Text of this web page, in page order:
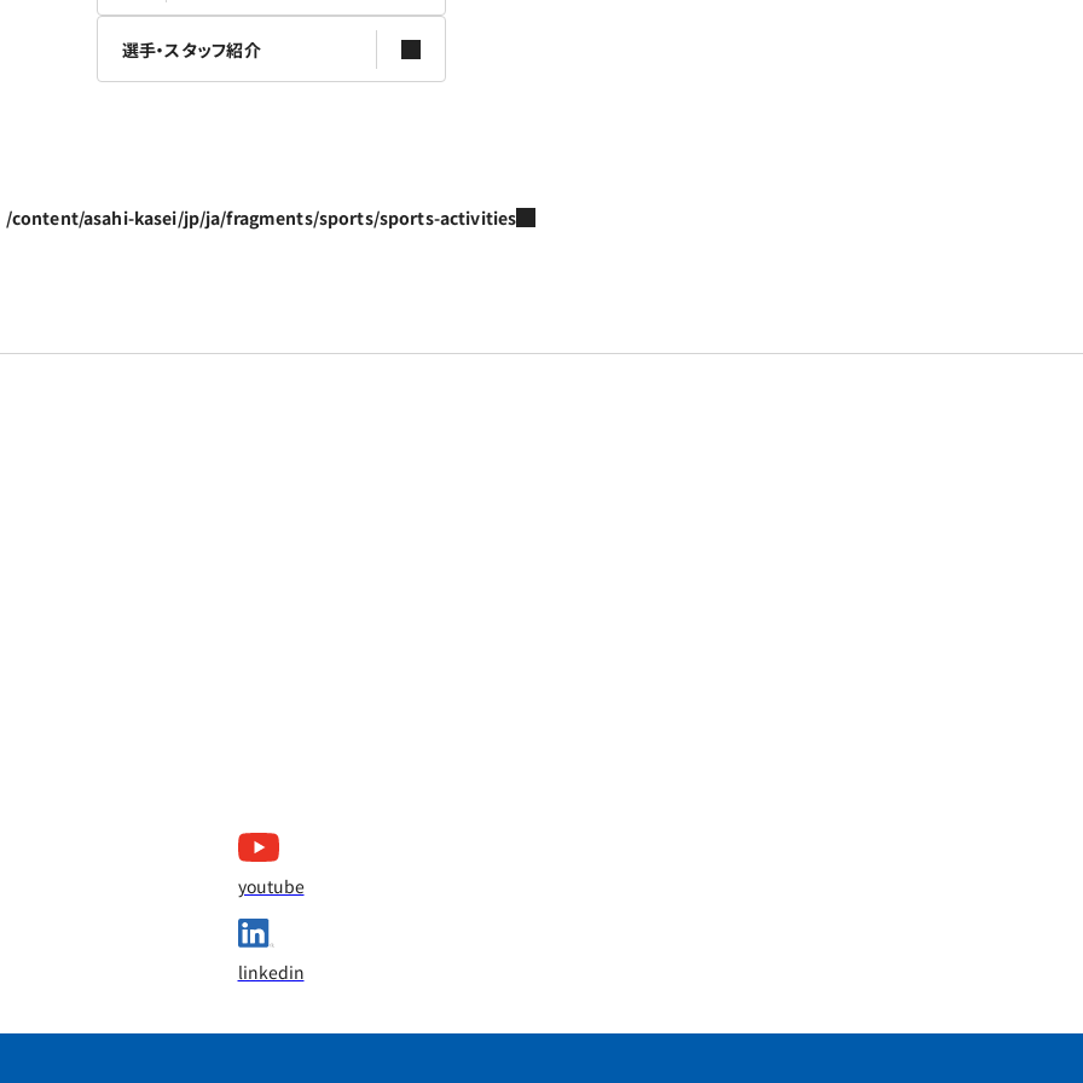
選手・スタッフ紹介
/content/asahi-kasei/jp/ja/fragments/sports/sports-activities
youtube
linkedin